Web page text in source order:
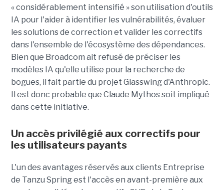
« considérablement intensifié » son utilisation d'outils
IA pour l'aider à identifier les vulnérabilités, évaluer
les solutions de correction et valider les correctifs
dans l'ensemble de l'écosystème des dépendances.
Bien que Broadcom ait refusé de préciser les
modèles IA qu'elle utilise pour la recherche de
bogues, il fait partie du projet Glasswing d'Anthropic.
Il est donc probable que Claude Mythos soit impliqué
dans cette initiative.
Un accès privilégié aux correctifs pour
les utilisateurs payants
L'un des avantages réservés aux clients Entreprise
de Tanzu Spring est l'accès en avant-première aux